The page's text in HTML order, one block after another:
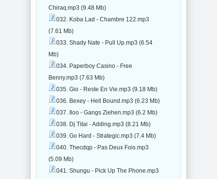
Chiraq.mp3 (9.48 Mb)
032. Koba Lad - Chambre 122.mp3
(7.61 Mb)
033. Shady Nate - Pull Up.mp3 (6.54
Mb)
034. Paperboy Casino - Free
Benny.mp3 (7.63 Mb)
035. Gio - Reste En Vie.mp3 (9.18 Mb)
036. Bexey - Hell Bound.mp3 (6.23 Mb)
037. Iloo - Gangs Ziehen.mp3 (6.2 Mb)
038. Dj Titai - Adding.mp3 (8.21 Mb)
039. Go Hard - Strategic.mp3 (7.4 Mb)
040. Thecdqp - Pas Deux Fois.mp3
(5.09 Mb)
041. Shungu - Pick Up The Phone.mp3